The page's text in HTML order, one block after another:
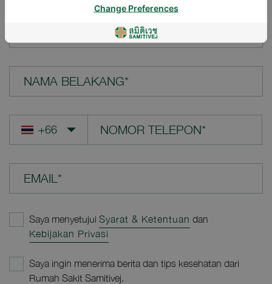
NAMA BELAKANG*
EMAIL*
Saya menyetujui Syarat & Ketentuan dan
Kebijakan Privasi
Saya ingin menerima berita dan tips kesehatan dari
Rumah Sakit Samitivej.
Change Preferences